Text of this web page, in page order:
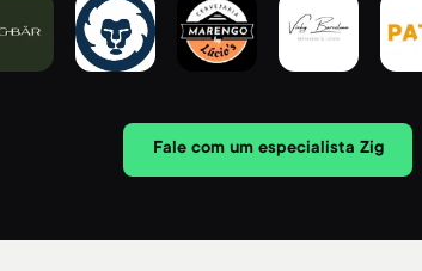
Fale com um especialista Zig